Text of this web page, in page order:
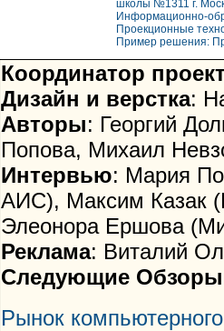
школы №1311 г.
Информационно-
Проекционные
Пример решения:
Координатор
Дизайн и верстка:
Авторы: Георгий
Попова, Михаил
Интервью: Мария
АИС), Максим Казак
Элеонора Ершова
Реклама: Виталий
Следующие Обзоры
Рынок